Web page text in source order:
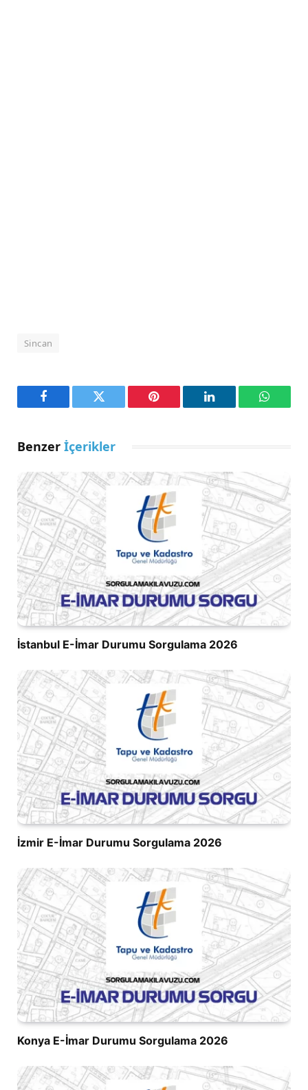
Sincan
Facebook Twitter Pinterest LinkedIn
Benzer İçerikler
İstanbul E-İmar Durumu Sorgulama 2026
İzmir E-İmar Durumu Sorgulama 2026
Konya E-İmar Durumu Sorgulama 2026